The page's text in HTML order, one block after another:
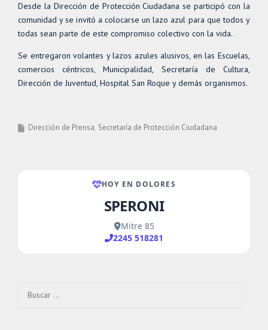
Desde la Dirección de Protección Ciudadana se participó con la
comunidad y se invitó a colocarse un lazo azul para que todos y
todas sean parte de este compromiso colectivo con la vida.
Se entregaron volantes y lazos azules alusivos, en las Escuelas,
comercios céntricos, Municipalidad, Secretaría de Cultura,
Dirección de Juventud, Hospital San Roque y demás organismos.
Dirección de Prensa Secretaría de Protección Ciudadana